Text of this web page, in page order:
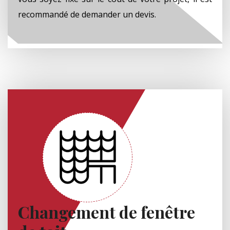
recommandé de demander un devis.
Changement de fenêtre